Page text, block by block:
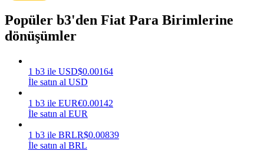
Kazan
Popüler b3'den Fiat Para Birimlerine
dönüşümler
1 b3 ile USD$0.00164
İle satın al USD
1 b3 ile EUR€0.00142
İle satın al EUR
1 b3 ile BRLR$0.00839
İle satın al BRL